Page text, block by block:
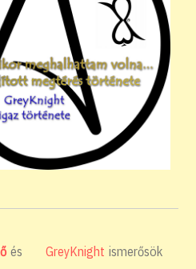
és GreyKnight ismerősök